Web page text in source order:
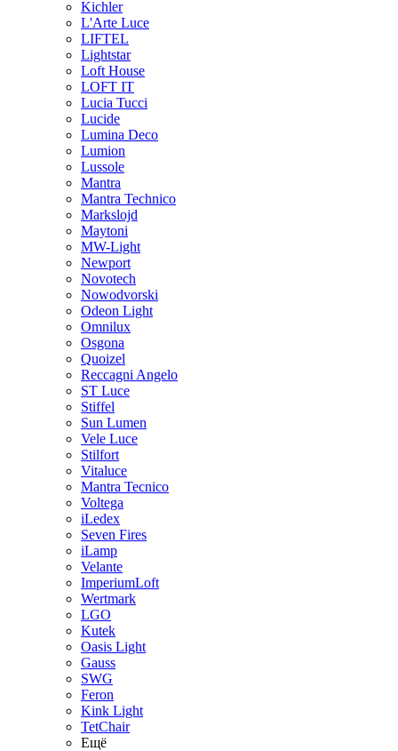
Kichler
L'Arte Luce
LIFTEL
Lightstar
Loft House
LOFT IT
Lucia Tucci
Lucide
Lumina Deco
Lumion
Lussole
Mantra
Mantra Technico
Markslojd
Maytoni
MW-Light
Newport
Novotech
Nowodvorski
Odeon Light
Omnilux
Osgona
Quoizel
Reccagni Angelo
ST Luce
Stiffel
Sun Lumen
Vele Luce
Stilfort
Vitaluce
Mantra Tecnico
Voltega
iLedex
Seven Fires
iLamp
Velante
ImperiumLoft
Wertmark
LGO
Kutek
Oasis Light
Gauss
SWG
Feron
Kink Light
TetСhair
Ещё